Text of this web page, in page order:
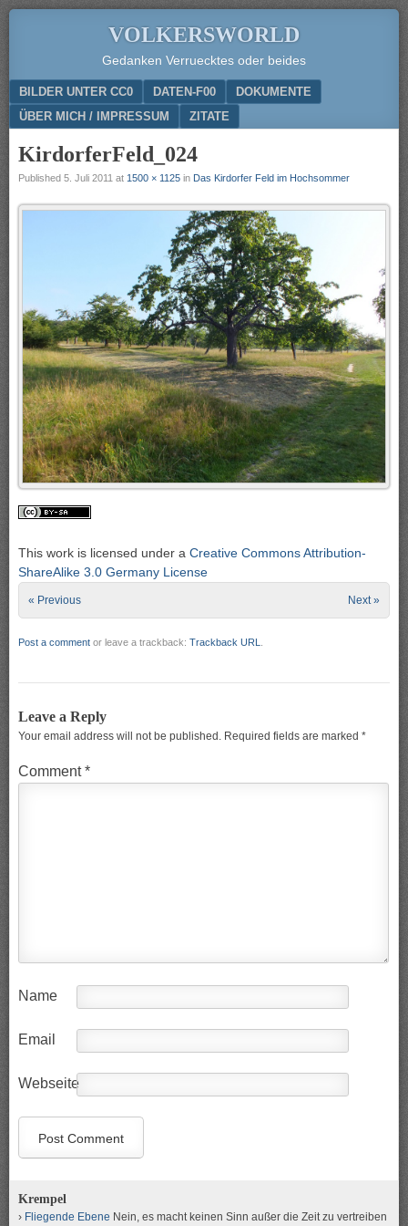
VOLKERSWORLD
Gedanken Verruecktes oder beides
Menu
SKIP TO CONTENT
BILDER UNTER CC0 DATEN-F00
DOKUMENTE
ÜBER MICH / IMPRESSUM
ZITATE
KirdorferFeld_024
Published 5. Juli 2011 at 1500 × 1125 in Das Kirdorfer Feld im Hochsommer
This work is licensed under a Creative Commons Attribution-
ShareAlike 3.0 Germany License
« Previous Next »
Post a comment or leave a trackback: Trackback URL.
Leave a Reply
Your email address will not be published. Required fields are marked *
Comment*
Name
Email
Webseite
Krempel
Fliegende Ebene Nein, es macht keinen Sinn außer die Zeit zu vertreiben